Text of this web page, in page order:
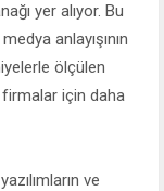
yer alıyor. Bu
anlayışının
ölçülen
için daha
ve